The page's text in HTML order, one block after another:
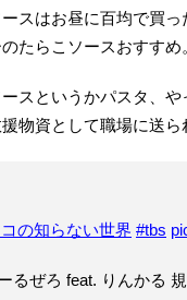
スはお昼に百均で買
のたらこソースおすす
スというかパスタ、
物資として職場に送
の知らない世界 #tbs
るぜろ feat. りんかる